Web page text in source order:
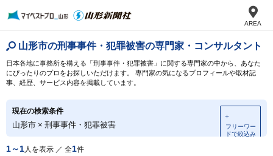
AREA
山形市の刑事事件・犯罪被害の専門家・コンサルタント
日本各地に事務所を構える「刑事事件・犯罪被害」に関する専門家の中から、あなた
にぴったりのプロをお探しいただけます。 専門家の気になるプロフィールや取材記
事、経歴、サービス内容を掲載しています。
現在の検索条件
山形市 × 刑事事件・犯罪被害
＋
フリーワー
ドで絞込み
1～1人を表示 ／ 全1件